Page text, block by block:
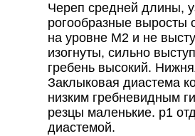
Череп средней длины,
рогообразные выросты
на уровне М2 и не
изогнуты, сильно
гребень высокий.
Заклыковая диастема
низким гребневидным
резцы маленькие. р1
диастемой.